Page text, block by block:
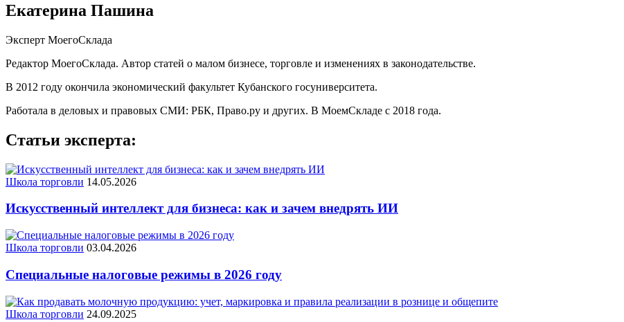
Екатерина Пашина
Эксперт МоегоСклада
Редактор МоегоСклада. Автор статей о малом бизнесе, торговле и изменениях в законодательстве.
В 2012 году окончила экономический факультет Кубанского госуниверситета.
Работала в деловых и правовых СМИ: РБК, Право.ру и других. В МоемСкладе с 2018 года.
Статьи эксперта:
Школа торговли 14.05.2026
Искусственный интеллект для бизнеса: как и зачем внедрять ИИ
Школа торговли 03.04.2026
Специальные налоговые режимы в 2026 году
Школа торговли 24.09.2025